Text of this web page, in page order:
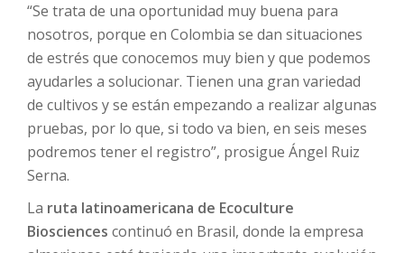
“Se trata de una oportunidad muy buena para
nosotros, porque en Colombia se dan situaciones
de estrés que conocemos muy bien y que podemos
ayudarles a solucionar. Tienen una gran variedad
de cultivos y se están empezando a realizar algunas
pruebas, por lo que, si todo va bien, en seis meses
podremos tener el registro”, prosigue Ángel Ruiz
Serna.
La ruta latinoamericana de Ecoculture
Biosciences continuó en Brasil, donde la empresa